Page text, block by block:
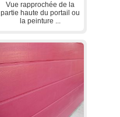
Vue rapprochée de la
partie haute du portail ou
la peinture ...